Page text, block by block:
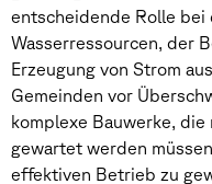
entscheidende Rolle
Wasserressourcen, der
Erzeugung von Strom
Gemeinden vor
komplexe Bauwerke,
gewartet werden
effektiven Betrieb zu